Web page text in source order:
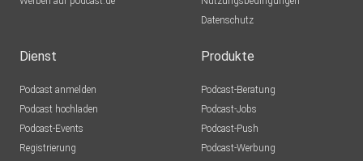
Datenschutz
Dienst
Podcast anmelden
Podcast hochladen
Podcast-Events
Registrierung
Produkte
Podcast-Beratung
Podcast-Jobs
Podcast-Push
Podcast-Werbung